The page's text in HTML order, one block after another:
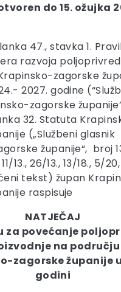
do 15. ožujka
47., stavka 1.
razvoja
zagorske
2027. godine
zagorske
32. Statuta
(„Službeni glasnik
županije“, broj
13., 26/13., 13/18., 5/
tekst) župan
raspisuje
NATJEČAJ
za povećanje
na području
zagorske županije
godini